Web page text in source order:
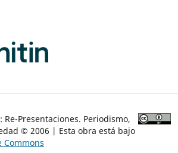
Presentaciones. Periodismo,
© 2006 | Esta obra está bajo
Commons